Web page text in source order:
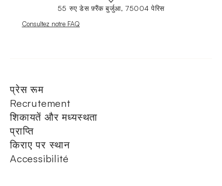
55 रुए डेस फ़्रैंक बुर्जुआ, 75004 पेरिस
Nouvelle fenêtre
Consultez notre FAQ
प्रेस रूम
Recrutement
शिकायतें और मध्यस्थता
प्राप्ति
किराए पर स्थान
Accessibilité